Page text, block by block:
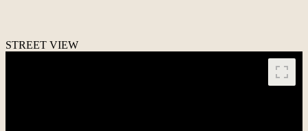
STREET VIEW